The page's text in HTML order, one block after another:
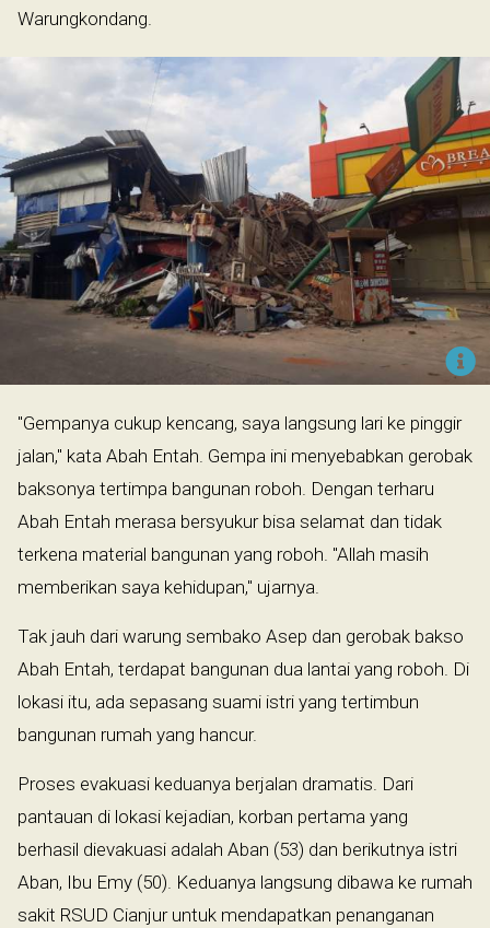
Warungkondang.
"Gempanya cukup kencang, saya langsung lari ke pinggir
jalan,'' kata Abah Entah. Gempa ini menyebabkan gerobak
baksonya tertimpa bangunan roboh. Dengan terharu
Abah Entah merasa bersyukur bisa selamat dan tidak
terkena material bangunan yang roboh. "Allah masih
memberikan saya kehidupan," ujarnya.
Tak jauh dari warung sembako Asep dan gerobak bakso
Abah Entah, terdapat bangunan dua lantai yang roboh. Di
lokasi itu, ada sepasang suami istri yang tertimbun
bangunan rumah yang hancur.
Proses evakuasi keduanya berjalan dramatis. Dari
pantauan di lokasi kejadian, korban pertama yang
berhasil dievakuasi adalah Aban (53) dan berikutnya istri
Aban, Ibu Emy (50). Keduanya langsung dibawa ke rumah
sakit RSUD Cianjur untuk mendapatkan penanganan